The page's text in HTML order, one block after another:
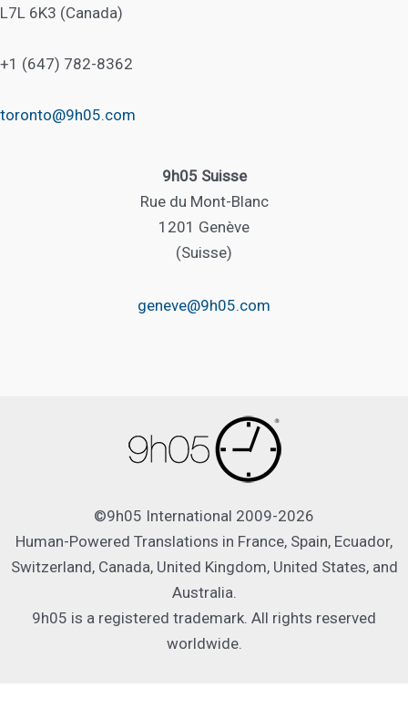
L7L 6K3 (Canada)
+1 (647) 782-8362
toronto@9h05.com
9h05 Suisse
Rue du Mont-Blanc
1201 Genève
(Suisse)
geneve@9h05.com
©9h05 International 2009-2026
Human-Powered Translations in France, Spain, Ecuador,
Switzerland, Canada, United Kingdom, United States, and
Australia.
9h05 is a registered trademark. All rights reserved
worldwide.